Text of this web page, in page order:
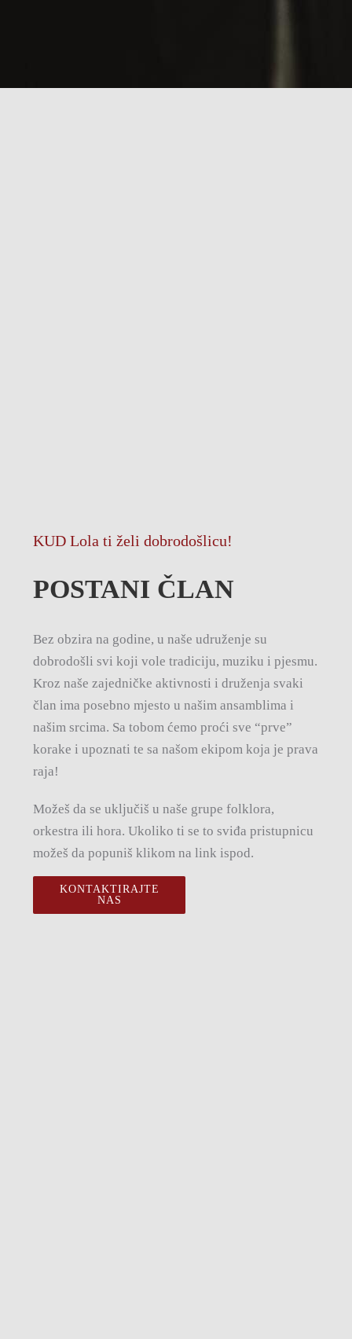
KUD Lola ti želi dobrodošlicu!
POSTANI ČLAN
Bez obzira na godine, u naše udruženje su
dobrodošli svi koji vole tradiciju, muziku i pjesmu.
Kroz naše zajedničke aktivnosti i druženja svaki
član ima posebno mjesto u našim ansamblima i
našim srcima. Sa tobom ćemo proći sve “prve”
korake i upoznati te sa našom ekipom koja je prava
raja!
Možeš da se uključiš u naše grupe folklora,
orkestra ili hora. Ukoliko ti se to sviđa pristupnicu
možeš da popuniš klikom na link ispod.
KONTAKTIRAJTE
NAS